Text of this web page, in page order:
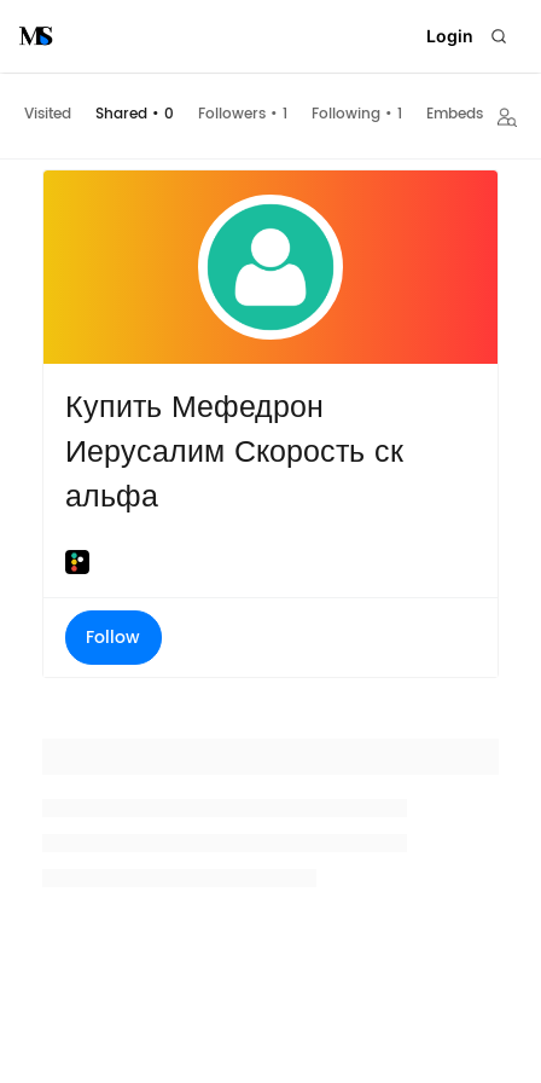
Login
Visited Shared • 0 Followers • 1 Following • 1 Embeds
Купить Мефедрон
Иерусалим Скорость ск
альфа
Follow